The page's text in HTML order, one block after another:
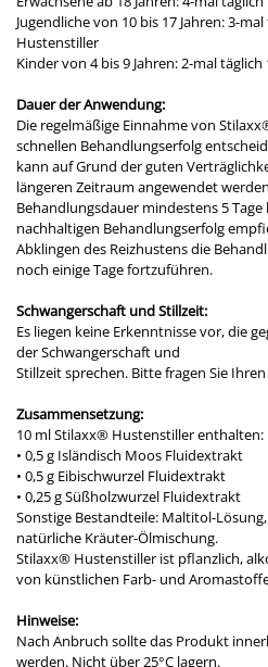
Jugendliche von 10 bis 17 Jahren: 3-
Hustenstiller
Kinder von 4 bis 9 Jahren: 2-mal
Dauer der Anwendung:
Die regelmäßige Einnahme von
schnellen Behandlungserfolg
kann auf Grund der guten
längeren Zeitraum angewendet
Behandlungsdauer mindestens 5
nachhaltigen Behandlungserfolg
Abklingen des Reizhustens die
noch einige Tage fortzuführen.
Schwangerschaft und Stillzeit:
Es liegen keine Erkenntnisse vor, die
der Schwangerschaft und
Stillzeit sprechen. Bitte fragen Sie
Zusammensetzung:
10 ml Stilaxx® Hustenstiller enthalten:
• 0,5 g Isländisch Moos Fluidextrakt
• 0,5 g Eibischwurzel Fluidextrakt
• 0,25 g Süßholzwurzel Fluidextrakt
Sonstige Bestandteile: Maltitol-
natürliche Kräuter-Ölmischung.
Stilaxx® Hustenstiller ist pflanzlich,
von künstlichen Farb- und
Hinweise:
Nach Anbruch sollte das Produkt
werden. Nicht über 25°C lagern.